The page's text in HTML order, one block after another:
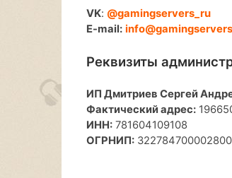
VK: @gamingservers_ru
E-mail:
Реквизиты
ИП Дмитриев Сергей
Фактический адрес:
ИНН: 781604109108
ОГРНИП: 322784700002800